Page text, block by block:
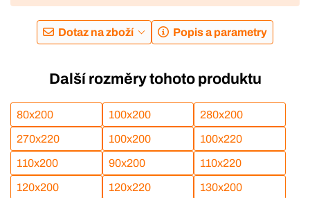
Dotaz na zboží Popis a parametry
Další rozměry tohoto produktu
80x200 100x200 280x200
270x220 100x200 100x220
110x200 90x200 110x220
120x200 120x220 130x200